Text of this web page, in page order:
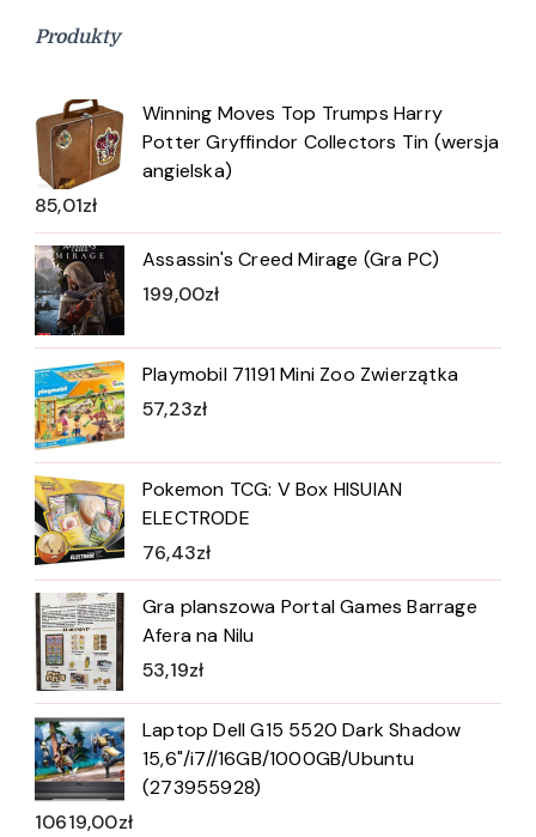
Produkty
Winning Moves Top Trumps Harry
Potter Gryffindor Collectors Tin (wersja
angielska)
85,01zł
Assassin's Creed Mirage (Gra PC)
199,00zł
Playmobil 71191 Mini Zoo Zwierzątka
57,23zł
Pokemon TCG: V Box HISUIAN
ELECTRODE
76,43zł
Gra planszowa Portal Games Barrage
Afera na Nilu
53,19zł
Laptop Dell G15 5520 Dark Shadow
15,6"/i7//16GB/1000GB/Ubuntu
(273955928)
10619,00zł